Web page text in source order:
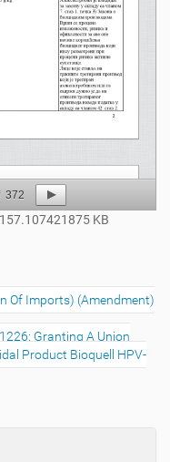
372
KB
Of Imports) (Amendment)
Granting A Union
Product Bioquell HPV-